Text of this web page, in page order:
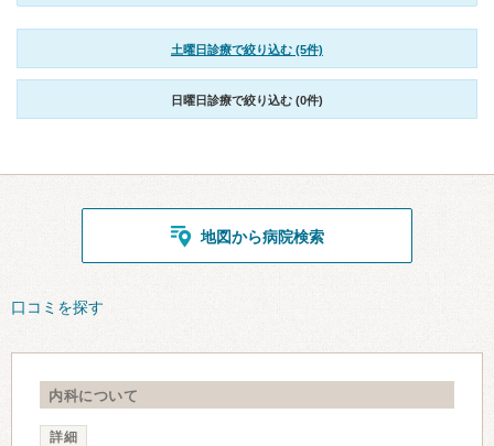
土曜日診療で絞り込む (5件)
日曜日診療で絞り込む (0件)
地図から病院検索
口コミを探す
内科について
詳細